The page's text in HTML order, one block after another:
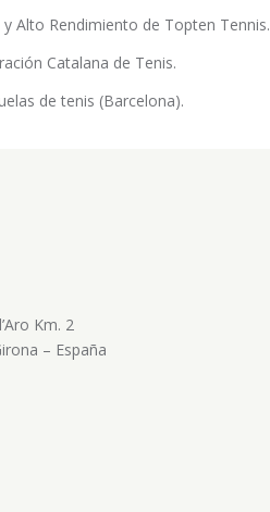
Alto Rendimiento de Topten Tennis.
Catalana de Tenis.
de tenis (Barcelona).
Km. 2
– España